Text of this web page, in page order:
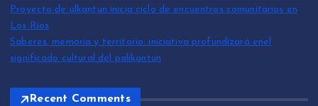
Proyecto de ülkantun inicia ciclo de encuentros comunitarios en
Los Ríos
Saberes, memoria y territorio: iniciativa profundizará enel
significado cultural del palikantun
Recent Comments